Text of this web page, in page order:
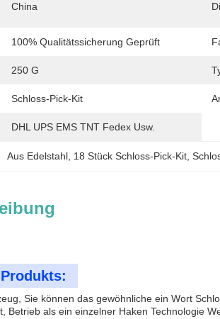
China
100% Qualitätssicherung Geprüft
250 G
Schloss-Pick-Kit
DHL UPS EMS TNT Fedex Usw.
Aus Edelstahl 18 Stück Schloss-Pick-Kit ,
Sie können das gewöhnliche ein Wort
Betrieb als ein einzelner Haken Technologie